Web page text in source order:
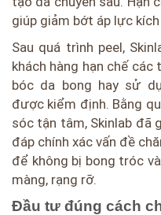
giúp giảm bớt áp lực
Sau quá trình peel,
khách hàng hạn chế
bóc da bong hay sử
được kiểm định. Bằng
sóc tận tâm, Skinlab đã
đáp chính xác vấn đề
để không bị bong tróc
màng, rạng rỡ.
Đầu tư đúng cách